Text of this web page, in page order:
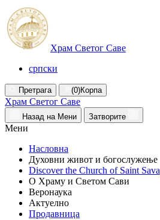
Храм Светог Саве
српски
Претрага (0)Корпа
Храм Светог Саве
Назад на Мени Затворите
Мени
Насловна
Духовни живот и богослужење
Discover the Church of Saint Sava
О Храму и Светом Сави
Веронаука
Актуелно
Продавница